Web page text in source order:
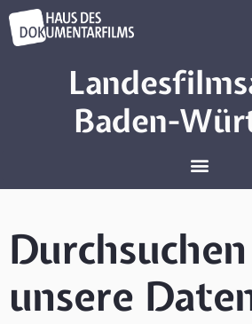
Baden-
unsere